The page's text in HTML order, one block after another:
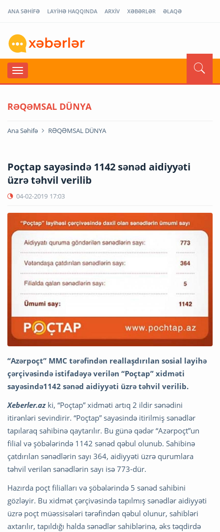
ANA SƏHİFƏ LAYİHƏ HAQQINDA ARXİV XƏBƏRLƏR ƏLAQƏ
RƏQƏMSAL DÜNYA
Ana Səhifə RƏQƏMSAL DÜNYA
Poçtap sayəsində 1142 sənəd aidiyyəti
üzrə təhvil verilib
04-02-2019 17:03
“Azərpoçt” MMC tərəfindən reallaşdırılan sosial layihə
çərçivəsində istifadəyə verilən “Poçtap” xidməti
sayəsində1142 sənəd aidiyyəti üzrə təhvil verilib.
Xeberler.az ki, “Poçtap” xidməti artıq 2 ildir sənədini
itirənləri sevindirir. “Poçtap” sayəsində itirilmiş sənədlər
tapılaraq sahibinə qaytarılır. Bu günə qədər “Azərpoçt”un
filial və şöbələrində 1142 sənəd qəbul olunub. Sahibinə
çatdırılan sənədlərin sayı 364, aidiyyəti üzrə qurumlara
təhvil verilən sənədlərin sayı isə 773-dür.
Hazırda poçt filialları və şöbələrində 5 sənəd sahibini
gözləyir. Bu xidmət çərçivəsində tapılmış sənədlər aidiyyəti
üzrə poçt müəssisələri tərəfindən qəbul olunur, sahibləri
axtarılır, tapıldığı halda sənədlər sahiblərinə, əks təqdirdə